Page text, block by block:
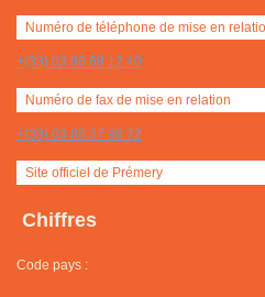
Numéro de téléphone de mise en
+(33) 03 86 68 12 40
Numéro de fax de mise en relation
+(33) 03 86 37 98 72
Site officiel de Prémery
Chiffres
Code pays :